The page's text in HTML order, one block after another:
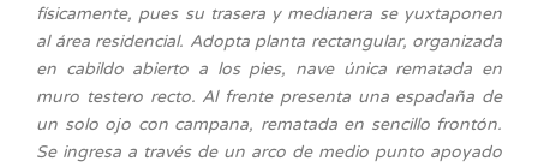
físicamente, pues su trasera y medianera se yuxtaponen
al área residencial. Adopta planta rectangular, organizada
en cabildo abierto a los pies, nave única rematada en
muro testero recto. Al frente presenta una espadaña de
un solo ojo con campana, rematada en sencillo frontón.
Se ingresa a través de un arco de medio punto apoyado